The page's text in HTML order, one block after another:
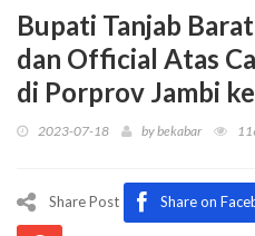
Bupati Tanjab
dan Official Atas
di Porprov Jambi
2023-07-18 bybekabar
Share Post Share on